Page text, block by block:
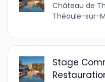
Château de
Théoule-sur-
Stage